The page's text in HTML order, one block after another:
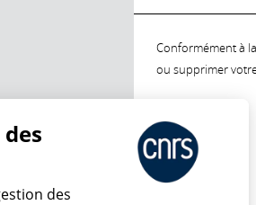
Conformément à
ou supprimer
des